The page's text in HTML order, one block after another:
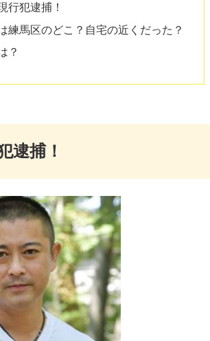
行犯逮捕！
練馬区のどこ？自宅の近くだった？
？
逮捕！